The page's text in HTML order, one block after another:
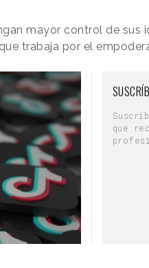
mayor control de sus
trabaja por el
que